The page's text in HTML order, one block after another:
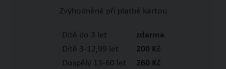
Zvýhodněné při platbě kartou
Dítě do 3 let
zdarma
Dítě 3-12,99 let
200 Kč
Dospělý 13-60 let
260 Kč